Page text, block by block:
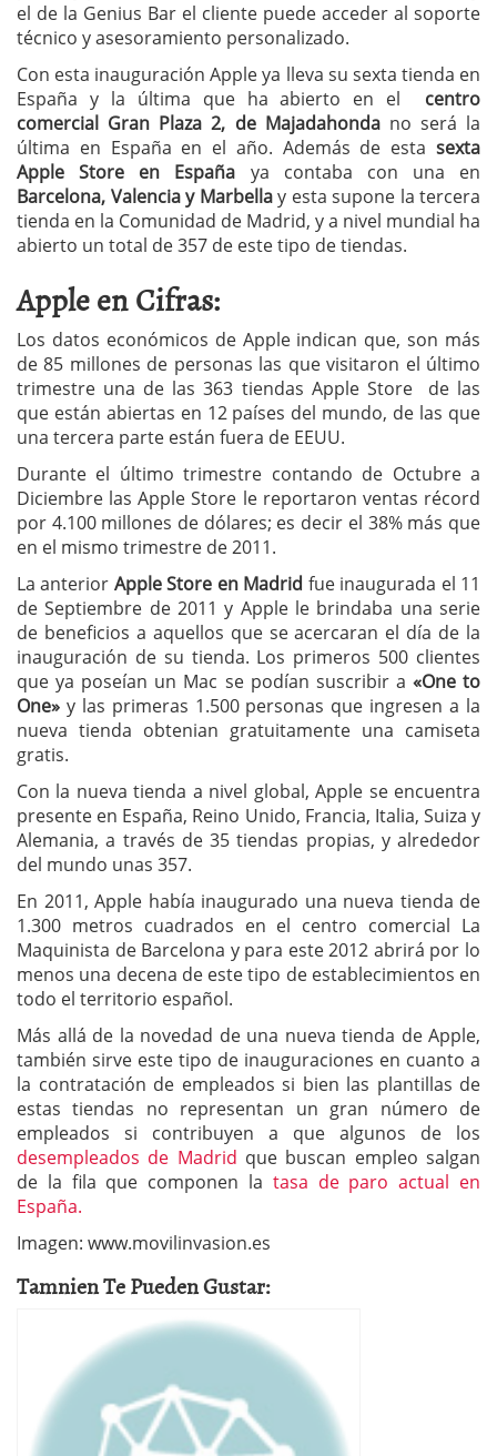
el de la Genius Bar el cliente puede acceder al soporte
técnico y asesoramiento personalizado.
Con esta inauguración Apple ya lleva su sexta tienda en
España y la última que ha abierto en el centro
comercial Gran Plaza 2, de Majadahondano será la
última en España en el año. Además de esta sexta
Apple Store en España ya contaba con una en
Barcelona, Valencia y Marbellay esta supone la tercera
tienda en la Comunidad de Madrid, y a nivel mundial ha
abierto un total de 357 de este tipo de tiendas.
Apple en Cifras:
Los datos económicos de Apple indican que, son más
de 85 millones de personas las que visitaron el último
trimestre una de las 363 tiendas Apple Store de las
que están abiertas en 12 países del mundo, de las que
una tercera parte están fuera de EEUU.
Durante el último trimestre contando de Octubre a
Diciembre las Apple Store le reportaron ventas récord
por 4.100 millones de dólares; es decir el 38% más que
en el mismo trimestre de 2011.
La anterior Apple Store en Madrid fue inaugurada el 11
de Septiembre de 2011 y Apple le brindaba una serie
de beneficios a aquellos que se acercaran el día de la
inauguración de su tienda. Los primeros 500 clientes
que ya poseían un Mac se podían suscribir a «One to
One» y las primeras 1.500 personas que ingresen a la
nueva tienda obtenian gratuitamente una camiseta
gratis.
Con la nueva tienda a nivel global, Apple se encuentra
presente en España, Reino Unido, Francia, Italia, Suiza y
Alemania, a través de 35 tiendas propias, y alrededor
del mundo unas 357.
En 2011, Apple había inaugurado una nueva tienda de
1.300 metros cuadrados en el centro comercial La
Maquinista de Barcelona y para este 2012 abrirá por lo
menos una decena de este tipo de establecimientos en
todo el territorio español.
Más allá de la novedad de una nueva tienda de Apple,
también sirve este tipo de inauguraciones en cuanto a
la contratación de empleados si bien las plantillas de
estas tiendas no representan un gran número de
empleados si contribuyen a que algunos de los
desempleados de Madrid que buscan empleo salgan
de la fila que componen la tasa de paro actual en
España.
Imagen: www.movilinvasion.es
Tamnien Te Pueden Gustar: